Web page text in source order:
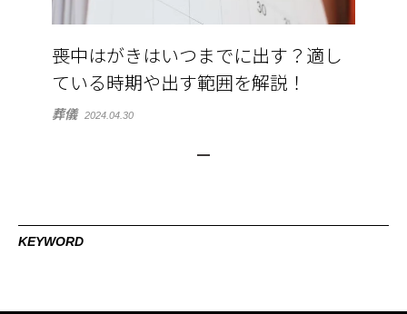
喪中はがきはいつまでに出す？適し
ている時期や出す範囲を解説！
葬儀 2024.04.30
KEYWORD